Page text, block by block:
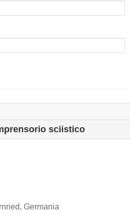
sciistico
Germania